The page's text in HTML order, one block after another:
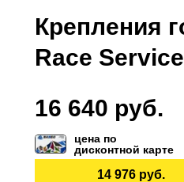
Крепления
Race Service
16 640 руб.
цена по
дисконтной карте
14 976 руб.